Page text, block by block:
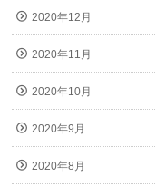
2020年12月
2020年11月
2020年10月
2020年9月
2020年8月